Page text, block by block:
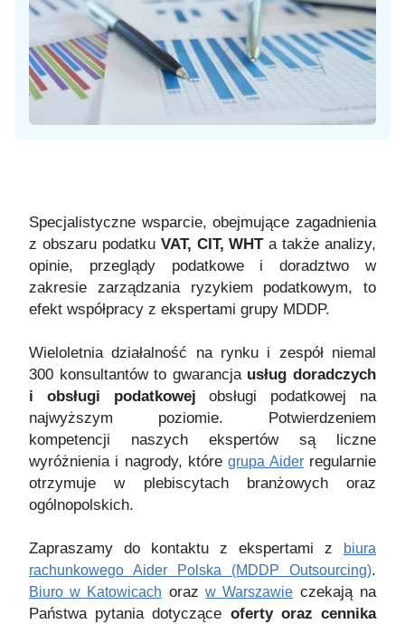
Specjalistyczne wsparcie, obejmujące zagadnienia
z obszaru podatku VAT, CIT, WHT a także analizy,
opinie, przeglądy podatkowe i doradztwo w
zakresie zarządzania ryzykiem podatkowym, to
efekt współpracy z ekspertami grupy MDDP.
Wieloletnia działalność na rynku i zespół niemal
300 konsultantów to gwarancja usług doradczych
i obsługi podatkowej
obsługi podatkowej na
najwyższym poziomie. Potwierdzeniem
kompetencji naszych ekspertów są liczne
wyróżnienia i nagrody, które grupa Aider regularnie
otrzymuje w plebiscytach branżowych oraz
ogólnopolskich.
Zapraszamy do kontaktu z ekspertami z
biura
rachunkowego Aider Polska (MDDP Outsourcing).
Biuro w Katowicach orazw Warszawie czekają na
Państwa pytania dotyczące oferty oraz cennika